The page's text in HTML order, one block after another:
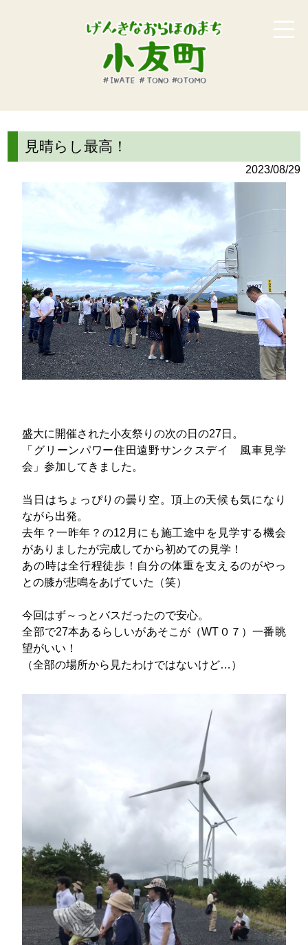
見晴らし最高！
2023/08/29
盛大に開催された小友祭りの次の日の27日。
「グリーンパワー住田遠野サンクスデイ 風車見学
会」参加してきました。
当日はちょっぴりの曇り空。頂上の天候も気になり
ながら出発。
去年？一昨年？の12月にも施工途中を見学する機会
がありましたが完成してから初めての見学！
あの時は全行程徒歩！自分の体重を支えるのがやっ
との膝が悲鳴をあげていた（笑）
今回はず～っとバスだったので安心。
全部で27本あるらしいがあそこが（WT０７）一番眺
望がいい！
（全部の場所から見たわけではないけど…）